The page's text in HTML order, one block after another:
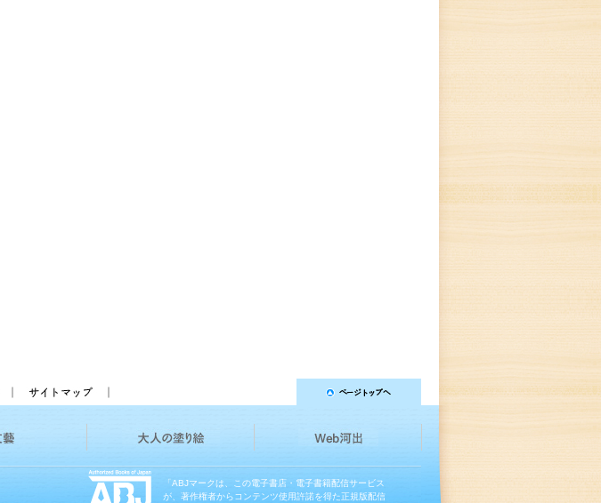
「ABJマークは、この電子書店・電子書籍配信サービス
が、著作権者からコンテンツ使用許諾を得た正規版配信